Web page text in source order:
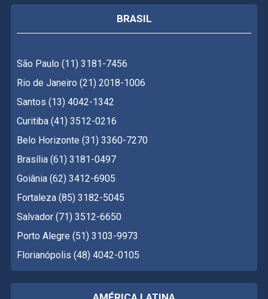
BRASIL
São Paulo (11) 3181-7456
Rio de Janeiro (21) 2018-1006
Santos (13) 4042-1342
Curitiba (41) 3512-0216
Belo Horizonte (31) 3360-7270
Brasília (61) 3181-0497
Goiânia (62) 3412-6905
Fortaleza (85) 3182-5045
Salvador (71) 3512-6650
Porto Alegre (51) 3103-9973
Florianópolis (48) 4042-0105